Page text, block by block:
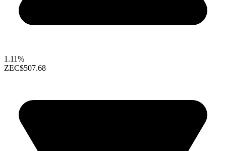
1.11%
ZEC$507.68